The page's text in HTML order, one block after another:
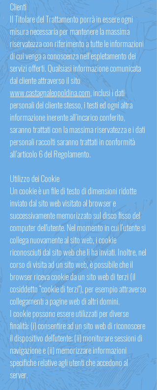
Clienti
Il Titolare del Trattamento porrà in essere ogni
misura necessaria per mantenere la massima
riservatezza con riferimento a tutte le informazioni
di cui venga a conoscenza nell’espletamento dei
servizi offerti. Qualsiasi informazione comunicata
dal cliente attraverso il sito
www.castagnaleopoldina.com, inclusi i dati
personali del cliente stesso, i testi ed ogni altra
informazione inerente all’incarico conferito,
saranno trattati con la massima riservatezza e i dati
personali raccolti saranno trattati in conformità
all’articolo 6 del Regolamento.
Utilizzo dei Cookie
Un cookie è un file di testo di dimensioni ridotte
inviato dal sito web visitato al browser e
successivamente memorizzato sul disco fisso del
computer dell'utente. Nel momento in cui l’utente si
collega nuovamente al sito web, i cookie
riconosciuti dal sito web che li ha inviati. Inoltre, nel
corso di visita ad un sito web, è possibile che il
browser riceva cookie da un sito web di terzi (il
cosiddetto “cookie di terzi"), per esempio attraverso
collegamenti a pagine web di altri domini.
I cookie possono essere utilizzati per diverse
finalità: (i) consentire ad un sito web di riconoscere
il dispositivo dell'utente; (ii) monitorare sessioni di
navigazione e (ii) memorizzare informazioni
specifiche relative agli utenti che accedono al
server.